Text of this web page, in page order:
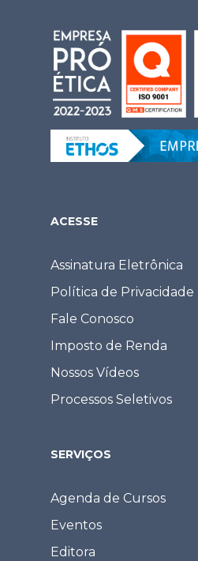
ACESSE
Assinatura Eletrônica
Política de Privacidade
Fale Conosco
Imposto de Renda
Nossos Vídeos
Processos Seletivos
SERVIÇOS
Agenda de Cursos
Eventos
Editora